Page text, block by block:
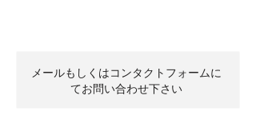
メールもしくはコンタクトフォームに
てお問い合わせ下さい